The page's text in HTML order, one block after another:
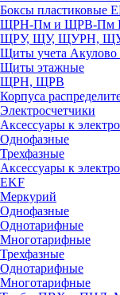
Боксы пластиковые
ЩРН-Пм и ЩРВ-Пм
ЩРУ, ЩУ, ЩУРН,
Щиты учета Акулово
Щиты этажные
ЩРН, ЩРВ
Корпуса
Электросчетчики
Аксессуары к
Однофазные
Трехфазные
Аксессуары к
EKF
Меркурий
Однофазные
Однотарифные
Многотарифные
Трехфазные
Однотарифные
Многотарифные